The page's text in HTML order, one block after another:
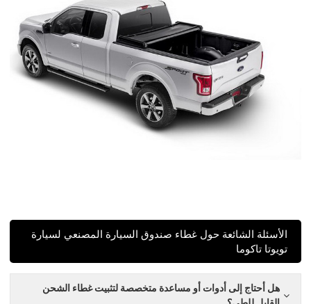
الأسئلة الشائعة حول غطاء صندوق السيارة المصنعي لسيارة
تويوتا تاكوما
هل أحتاج إلى أدوات أو مساعدة متخصصة لتثبيت غطاء الشحن